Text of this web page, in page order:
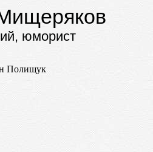
юморист